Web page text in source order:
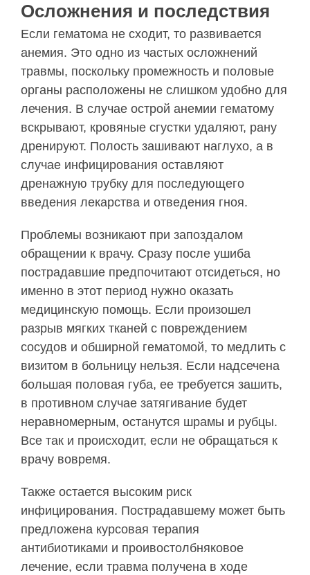
Осложнения и последствия
Если гематома не сходит, то развивается
анемия. Это одно из частых осложнений
травмы, поскольку промежность и половые
органы расположены не слишком удобно для
лечения. В случае острой анемии гематому
вскрывают, кровяные сгустки удаляют, рану
дренируют. Полость зашивают наглухо, а в
случае инфицирования оставляют
дренажную трубку для последующего
введения лекарства и отведения гноя.
Проблемы возникают при запоздалом
обращении к врачу. Сразу после ушиба
пострадавшие предпочитают отсидеться, но
именно в этот период нужно оказать
медицинскую помощь. Если произошел
разрыв мягких тканей с повреждением
сосудов и обширной гематомой, то медлить с
визитом в больницу нельзя. Если надсечена
большая половая губа, ее требуется зашить,
в противном случае затягивание будет
неравномерным, останутся шрамы и рубцы.
Все так и происходит, если не обращаться к
врачу вовремя.
Также остается высоким риск
инфицирования. Пострадавшему может быть
предложена курсовая терапия
антибиотиками и проивостолбняковое
лечение, если травма получена в ходе